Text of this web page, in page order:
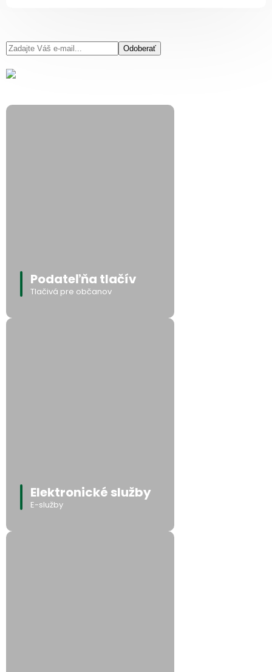
Odoberať
Podateľňa tlačív
Tlačivá pre občanov
Elektronické služby
E-služby